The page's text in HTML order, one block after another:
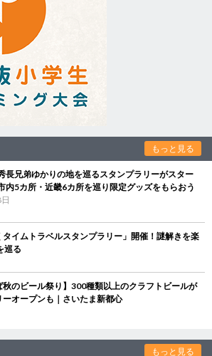
もっと見る
長兄弟ゆかりの地を巡るスタンプラリーがスター
内5カ所・近畿6カ所を巡り限定グッズをもらおう
イムトラベルスタンプラリー」開催！謎解きを楽
巡る
秋のビール祭り】300種類以上のクラフトビールが
オープンも｜さいたま新都心
もっと見る